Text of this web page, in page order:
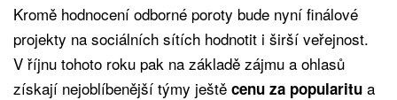
Kromě hodnocení odborné poroty bude nyní finálové
projekty na sociálních sítích hodnotit i širší veřejnost.
V říjnu tohoto roku pak na základě zájmu a ohlasů
získají nejoblíbenější týmy ještě cenu za popularitu a